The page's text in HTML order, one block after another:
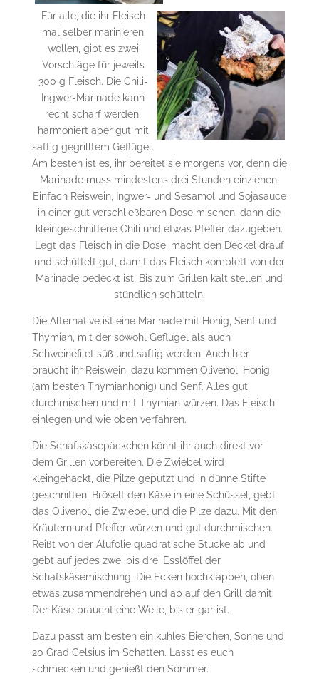
Für alle, die ihr Fleisch
mal selber marinieren
wollen, gibt es zwei
Vorschläge für jeweils
300 g Fleisch. Die Chili-
Ingwer-Marinade kann
recht scharf werden,
harmoniert aber gut mit
saftig gegrilltem Geflügel.
Am besten ist es, ihr bereitet sie morgens vor, denn die
Marinade muss mindestens drei Stunden einziehen.
Einfach Reiswein, Ingwer- und Sesamöl und Sojasauce
in einer gut verschließbaren Dose mischen, dann die
kleingeschnittene Chili und etwas Pfeffer dazugeben.
Legt das Fleisch in die Dose, macht den Deckel drauf
und schüttelt gut, damit das Fleisch komplett von der
Marinade bedeckt ist. Bis zum Grillen kalt stellen und
stündlich schütteln.
Die Alternative ist eine Marinade mit Honig, Senf und
Thymian, mit der sowohl Geflügel als auch
Schweinefilet süß und saftig werden. Auch hier
braucht ihr Reiswein, dazu kommen Olivenöl, Honig
(am besten Thymianhonig) und Senf. Alles gut
durchmischen und mit Thymian würzen. Das Fleisch
einlegen und wie oben verfahren.
Die Schafskäsepäckchen könnt ihr auch direkt vor
dem Grillen vorbereiten. Die Zwiebel wird
kleingehackt, die Pilze geputzt und in dünne Stifte
geschnitten. Bröselt den Käse in eine Schüssel, gebt
das Olivenöl, die Zwiebel und die Pilze dazu. Mit den
Kräutern und Pfeffer würzen und gut durchmischen.
Reißt von der Alufolie quadratische Stücke ab und
gebt auf jedes zwei bis drei Esslöffel der
Schafskäsemischung. Die Ecken hochklappen, oben
etwas zusammendrehen und ab auf den Grill damit.
Der Käse braucht eine Weile, bis er gar ist.
Dazu passt am besten ein kühles Bierchen, Sonne und
20 Grad Celsius im Schatten. Lasst es euch
schmecken und genießt den Sommer.